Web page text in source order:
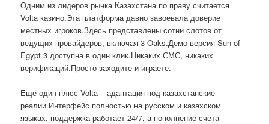
Одним из лидеров рынка Казахстана по праву считается
Volta казино.Эта платформа давно завоевала доверие
местных игроков.Здесь представлены сотни слотов от
ведущих провайдеров, включая 3 Oaks.Демо-версия Sun of
Egypt 3 доступна в один клик.Никаких СМС, никаких
верификаций.Просто заходите и играете.
Ещё один плюс Volta – адаптация под казахстанские
реалии.Интерфейс полностью на русском и казахском
языках, поддержка работает 24/7, а пополнение счёта